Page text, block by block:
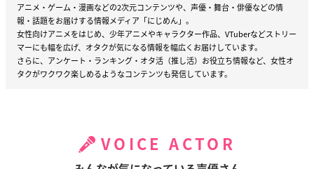
アニメ・ゲーム・漫画などの2次元コンテンツや、声優・舞台・俳優などの情
報・話題をお届けする情報メディア「にじめん」。
女性向けアニメをはじめ、少年アニメやキャラクター作品、VTuberなどストリー
マーにも幅を広げ、オタクが気になる情報を幅広くお届けしています。
さらに、アンケート・ランキング・オタ活（推し活）お役立ち情報など、女性オ
タクがワクワク楽しめるようなコンテンツも発信しています。
VOICE ACTOR